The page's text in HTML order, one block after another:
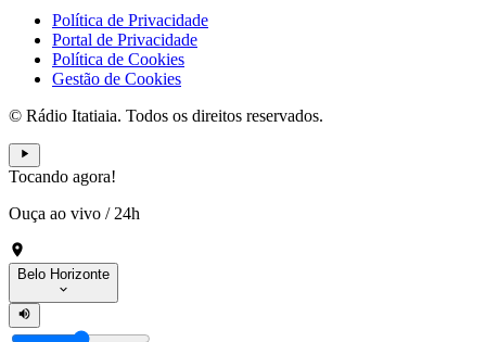
Política de Privacidade
Portal de Privacidade
Política de Cookies
Gestão de Cookies
© Rádio Itatiaia. Todos os direitos reservados.
Tocando agora!
Ouça ao vivo / 24h
Belo Horizonte